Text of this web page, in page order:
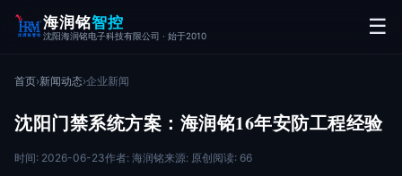
海润铭智控
沈阳海润铭电子科技有限公司 · 始于2010 ☰
首页›新闻动态›企业新闻
沈阳门禁系统方案：海润铭16年安防工程经验
时间: 2026-06-23作者: 海润铭来源: 原创阅读: 66